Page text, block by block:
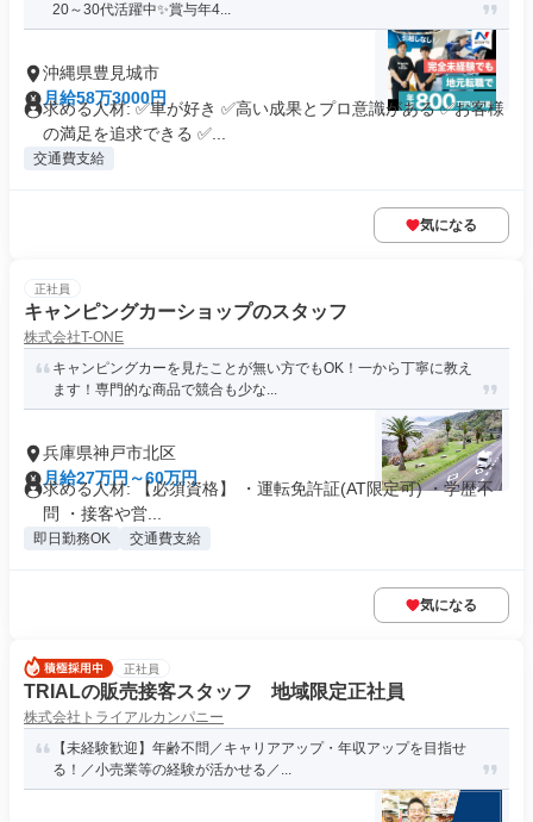
20～30代活躍中✨賞与年4...
沖縄県豊見城市
月給58万3000円
求める人材: ✅車が好き ✅高い成果とプロ意識がある ✅お客様
の満足を追求できる ✅...
交通費支給
気になる
正社員
キャンピングカーショップのスタッフ
株式会社T-ONE
キャンピングカーを見たことが無い方でもOK！一から丁寧に教え
ます！専門的な商品で競合も少な...
兵庫県神戸市北区
月給27万円～60万円
求める人材: 【必須資格】 ・運転免許証(AT限定可) ・学歴不
問 ・接客や営...
即日勤務OK 交通費支給
気になる
正社員
TRIALの販売接客スタッフ 地域限定正社員
株式会社トライアルカンパニー
【未経験歓迎】年齢不問／キャリアアップ・年収アップを目指せ
る！／小売業等の経験が活かせる／...